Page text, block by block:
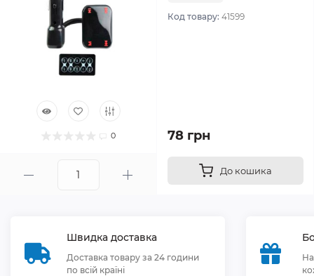
0
Код товару: 41599
78 грн
До кошика
Швидка доставка
Доставка товару за 24 години
по всій країні